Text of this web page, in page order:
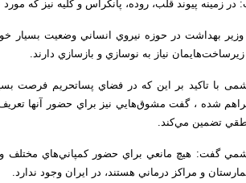
زمينه پيوند قلب، روده، پانكراس و كليه نيز كه
وزير بهداشت در حوزه نيروي انساني وضعيت بسيار
نياز به نوسازي و بازسازي دارند.
با تاكيد بر اين كه در فضاي پساتحريم فرصت
شده ، گفت مشوق‌هايي نيز براي حضور آنها
تضمين مي‌كند.
گفت: هيچ مانعي براي حضور كمپاني‌هاي مختلف
و مراكز درماني هستند، در ايران وجود ندارد.